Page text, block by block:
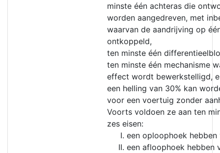
minste één achteras die
worden aangedreven, met
waarvan de aandrijving op
ontkoppeld,
ten minste één
ten minste één mechanisme
effect wordt bewerkstelligd,
een helling van 30% kan
voor een voertuig zonder
Voorts voldoen ze aan ten
zes eisen:
een oploophoek hebben
een afloophoek hebben